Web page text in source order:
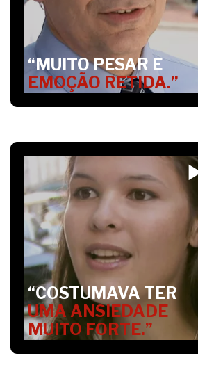
“MUITO PESAR E
EMOÇÃO RETIDA.”
“COSTUMAVA TER
UMA ANSIEDADE
MUITO FORTE.”